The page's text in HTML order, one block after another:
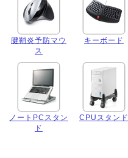
腱鞘炎予防マウ
ス
キーボード
ノートPCスタン
ド
CPUスタンド